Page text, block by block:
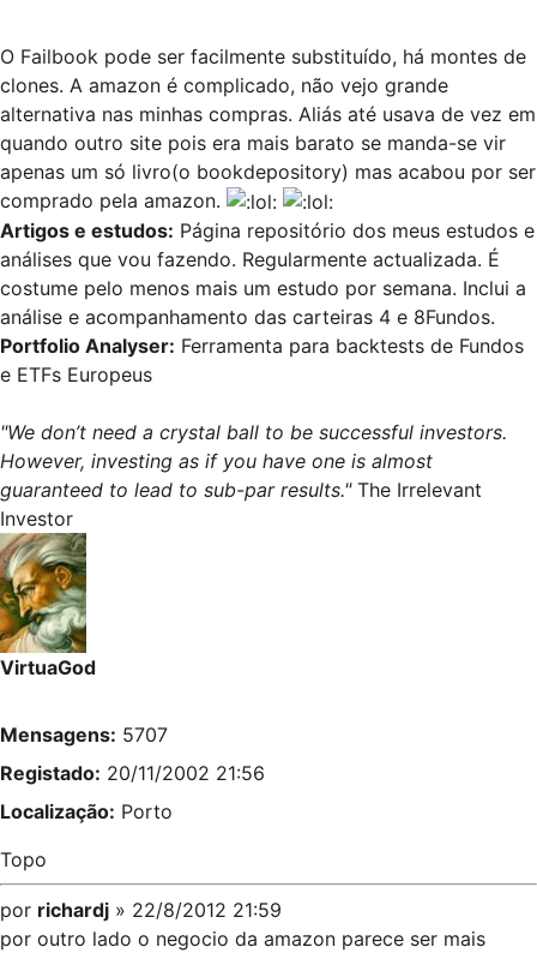
O Failbook pode ser facilmente substituído, há montes de
clones. A amazon é complicado, não vejo grande
alternativa nas minhas compras. Aliás até usava de vez em
quando outro site pois era mais barato se manda-se vir
apenas um só livro(o bookdepository) mas acabou por ser
comprado pela amazon.
Artigos e estudos: Página repositório dos meus estudos e
análises que vou fazendo. Regularmente actualizada. É
costume pelo menos mais um estudo por semana. Inclui a
análise e acompanhamento das carteiras 4 e 8Fundos.
Portfolio Analyser: Ferramenta para backtests de Fundos
e ETFs Europeus
"We don’t need a crystal ball to be successful investors.
However, investing as if you have one is almost
guaranteed to lead to sub-par results."The Irrelevant
Investor
VirtuaGod
Mensagens: 5707
Registado: 20/11/2002 21:56
Localização: Porto
Topo
por richardj » 22/8/2012 21:59
por outro lado o negocio da amazon parece ser mais